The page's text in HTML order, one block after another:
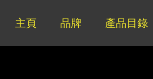
主頁 品牌 產品目錄